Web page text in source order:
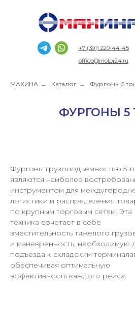
+7 (391) 220-44-45
office@motor24.ru
МАХИНА → Каталог → Фургоны 5
ФУРГОНЫ 5
Фургоны грузоподъемностью 5
являются наиболее
инструментом для
логистики и распределения
по крупным торговым сетям. Эта
техника сочетает в себе
вместительность тяжелого
и маневренность, необходимую
подъезда к складским
обеспечивая оптимальную
эффективность каждого рейса.